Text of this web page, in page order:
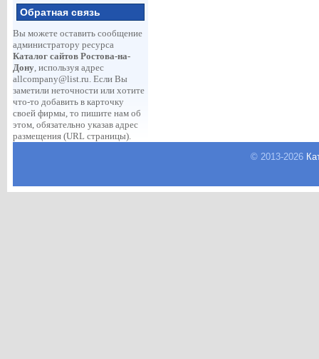
Обратная связь
Вы можете оставить сообщение
администратору ресурса
Каталог сайтов Ростова-на-
Дону, используя адрес
allcompany@list.ru. Если Вы
заметили неточности или хотите
что-то добавить в карточку
своей фирмы, то пишите нам об
этом, обязательно указав адрес
размещения (URL страницы).
© 2013-2026